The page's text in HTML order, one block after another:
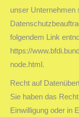
unser Unternehmen
folgendem Link
https://
node.html.
Recht auf
Sie haben das
Einwilligung oder in